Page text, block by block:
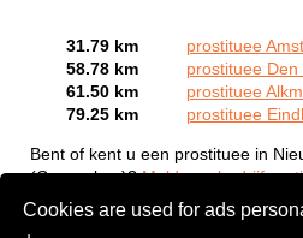
Cookies are used for ads
31.79 km
prostituee
58.78 km
prostituee Den
61.50 km
prostituee
79.25 km
prostituee
Bent of kent u een prostituee in
(Groenekan)?Meld een bedrijf